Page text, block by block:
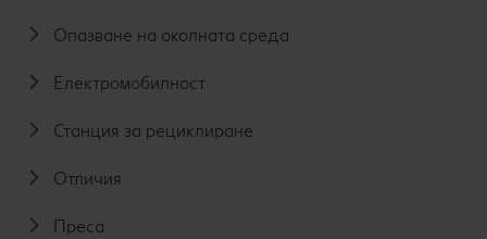
Опазване на околната среда
Електромобилност
Станция за рециклиране
Отличия
Преса